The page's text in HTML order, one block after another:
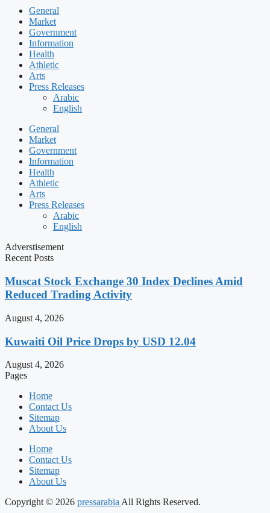
General
Market
Government
Information
Health
Athletic
Arts
Press Releases
Arabic
English
General
Market
Government
Information
Health
Athletic
Arts
Press Releases
Arabic
English
Adverstisement
Recent Posts
Muscat Stock Exchange 30 Index Declines Amid
Reduced Trading Activity
August 4, 2026
Kuwaiti Oil Price Drops by USD 12.04
August 4, 2026
Pages
Home
Contact Us
Sitemap
About Us
Home
Contact Us
Sitemap
About Us
Copyright © 2026 pressarabia All Rights Reserved.